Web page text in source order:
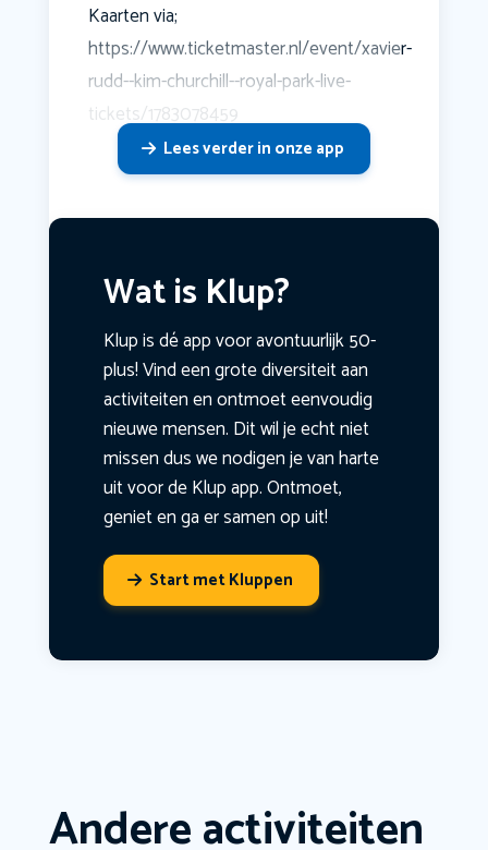
Kaarten via;
https://www.ticketmaster.nl/event/xavier-
rudd--kim-churchill--royal-park-live-
tickets/1783078459
Lees verder in onze app
Wat is Klup?
Klup is dé app voor avontuurlijk 50-
plus! Vind een grote diversiteit aan
activiteiten en ontmoet eenvoudig
nieuwe mensen. Dit wil je echt niet
missen dus we nodigen je van harte
uit voor de Klup app. Ontmoet,
geniet en ga er samen op uit!
Start met Kluppen
Andere activiteiten